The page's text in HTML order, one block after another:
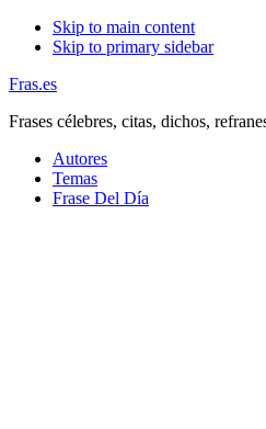
Skip to main content
Skip to primary sidebar
Fras.es
Frases célebres, citas, dichos,
Autores
Temas
Frase Del Día